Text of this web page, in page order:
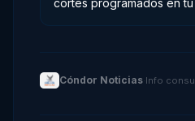
cortes programados en
Cóndor Noticias· Info